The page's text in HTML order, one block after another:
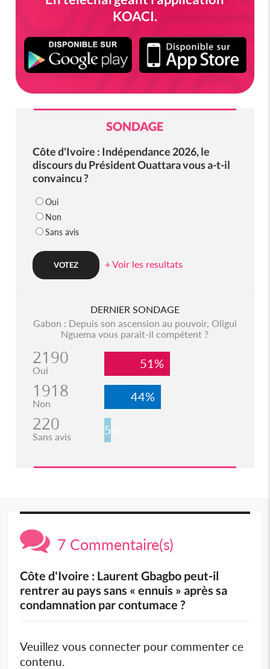
KOACI.
SONDAGE
Côte d'Ivoire : Indépendance 2026, le
discours du Président Ouattara vous a-t-il
convaincu ?
Oui
Non
Sans avis
+ Voir les resultats
DERNIER SONDAGE
Gabon : Depuis son ascension au pouvoir, Oligui
Nguema vous parait-il compétent ?
2190
Oui 51%
1918
Non 44%
220
Sans avis 5%
7 Commentaire(s)
Côte d'Ivoire : Laurent Gbagbo peut-il
rentrer au pays sans « ennuis » après sa
condamnation par contumace ?
Veuillez vous connecter pour commenter ce
contenu.